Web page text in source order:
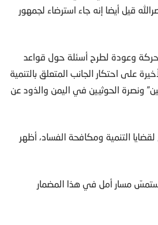
قيل أيضا إنه جاء استرضاء لجمهور
وعودة لطرح أسئلة حول قواعد
على احتكار الجانب المتعلق بالتنمية
ونصرة الحوثيين في اليمن والذود عن
لقضايا التنمية ومكافحة الفساد، أظهر
ستمسّ مسار أمل في هذا المضمار